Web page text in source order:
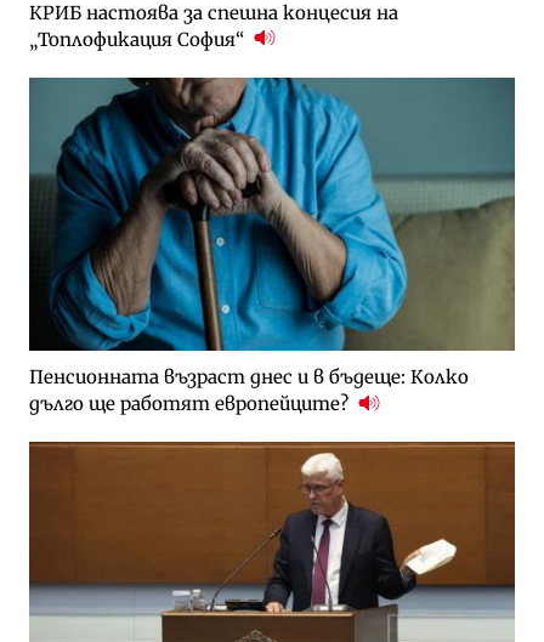
КРИБ настоява за спешна концесия на
„Топлофикация София“
Пенсионната възраст днес и в бъдеще: Колко
дълго ще работят европейците?